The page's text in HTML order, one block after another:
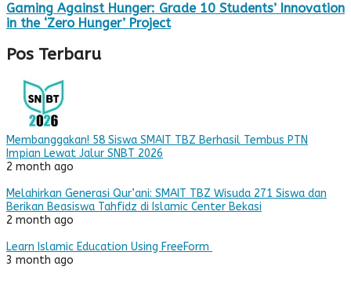
Gaming Against Hunger: Grade 10 Students’ Innovation
in the ‘Zero Hunger’ Project
Pos Terbaru
Membanggakan! 58 Siswa SMAIT TBZ Berhasil Tembus PTN
Impian Lewat Jalur SNBT 2026
2 month ago
Melahirkan Generasi Qur’ani: SMAIT TBZ Wisuda 271 Siswa dan
Berikan Beasiswa Tahfidz di Islamic Center Bekasi
2 month ago
Learn Islamic Education Using FreeForm
3 month ago